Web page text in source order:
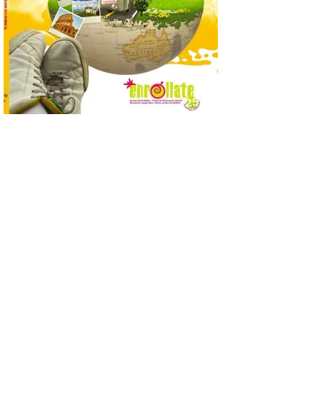
posición exacta del Sol y
así localizar el lugar ideal
para observar el eclipse
solar del 12 de agosto de 2026 sin
obstáculos. El visor es una herramienta a
la […]
Paradores renueva su